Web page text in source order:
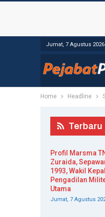
Jumat, 7 Agustus 2026
Home Headline
Terbaru
Profil Marsma
Zuraida,
1993, Wakil
Pengadilan
Utama
Jumat, 7 Agustus